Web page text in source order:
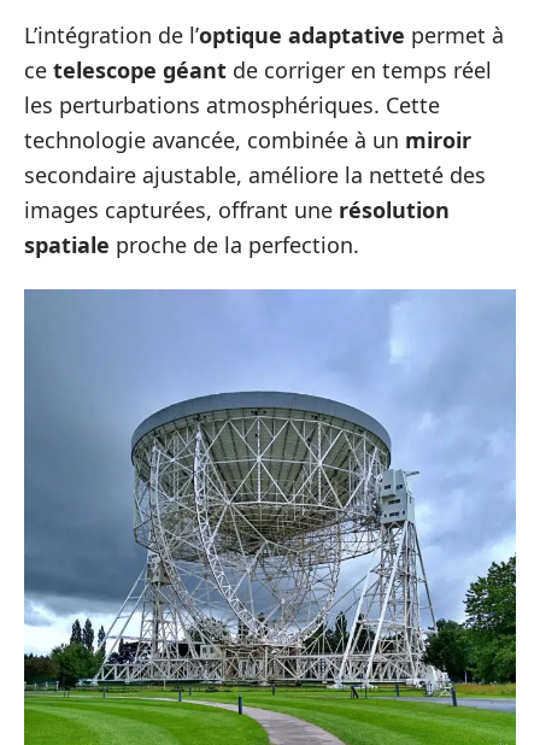
L’intégration de l’optique adaptative permet à
ce telescope géant de corriger en temps réel
les perturbations atmosphériques. Cette
technologie avancée, combinée à un miroir
secondaire ajustable, améliore la netteté des
images capturées, offrant une résolution
spatiale proche de la perfection.